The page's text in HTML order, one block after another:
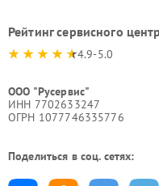
Рейтинг сервисного
4.9-5.0
ООО "Русервис"
ИНН 7702633247
ОГРН 1077746335776
Поделиться в соц. сетях: